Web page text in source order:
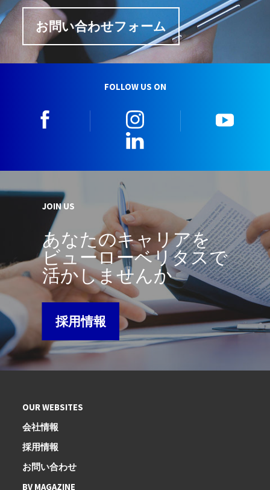
お問い合わせフォーム
FOLLOW US ON
JOIN US
あなたのキャリアを
ビューローベリタスで
活かしませんか
採用情報
OUR WEBSITES
会社情報
採用情報
お問い合わせ
BV MAGAZINE